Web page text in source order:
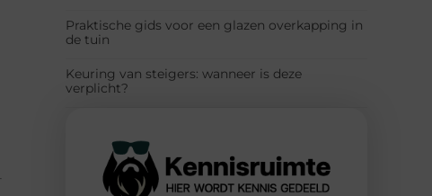
Praktische gids voor een glazen overkapping in
de tuin
Keuring van steigers: wanneer is deze
verplicht?